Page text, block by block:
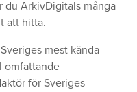
du ArkivDigitals många
att hitta.
mest kända
omfattande
för Sveriges